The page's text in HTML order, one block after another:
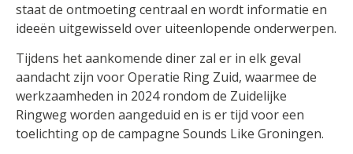
staat de ontmoeting centraal en wordt informatie en
ideeën uitgewisseld over uiteenlopende onderwerpen.
Tijdens het aankomende diner zal er in elk geval
aandacht zijn voor Operatie Ring Zuid, waarmee de
werkzaamheden in 2024 rondom de Zuidelijke
Ringweg worden aangeduid en is er tijd voor een
toelichting op de campagne Sounds Like Groningen.